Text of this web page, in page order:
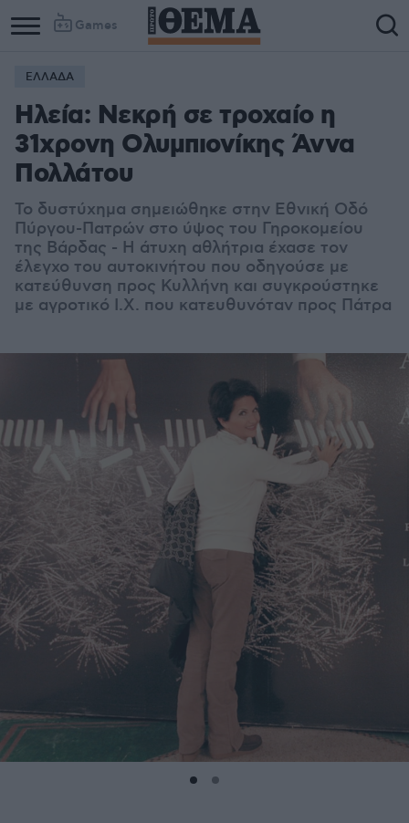
Games
ΕΛΛΑΔΑ
Ηλεία: Νεκρή σε τροχαίο η
31χρονη Ολυμπιονίκης Άννα
Πολλάτου
Το δυστύχημα σημειώθηκε στην Εθνική Οδό
Πύργου-Πατρών στο ύψος του Γηροκομείου
της Βάρδας - Η άτυχη αθλήτρια έχασε τον
έλεγχο του αυτοκινήτου που οδηγούσε με
κατεύθυνση προς Κυλλήνη και συγκρούστηκε
με αγροτικό Ι.Χ. που κατευθυνόταν προς Πάτρα